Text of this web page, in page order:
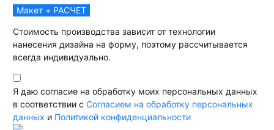
Макет + РАСЧЕТ
Стоимость производства зависит от технологии
нанесения дизайна на форму, поэтому рассчитывается
всегда индивидуально.
Я даю согласие на обработку моих персональных данных
в соответствии с Согласием на обработку персональных
данных и Политикой конфиденциальности